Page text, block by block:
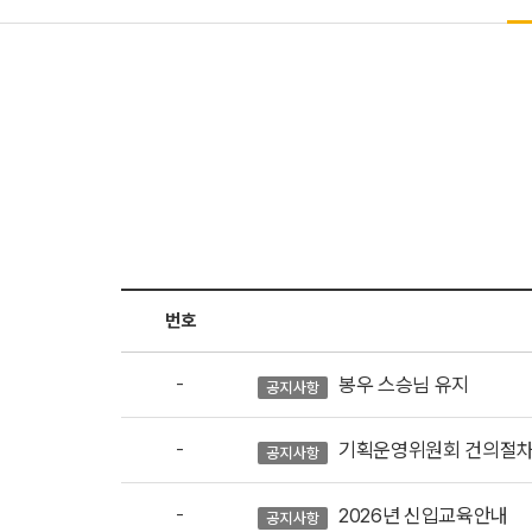
번호
- 공지사항 봉우 스승님 유지
- 공지사항 기획운영위원회 건의절
- 공지사항 2026년 신입교육안내